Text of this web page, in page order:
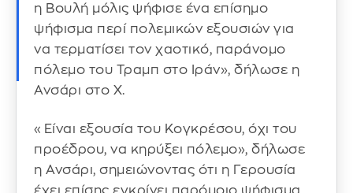
η Βουλή μόλις ψήφισε ένα επίσημο
ψήφισμα περί πολεμικών εξουσιών για
να τερματίσει τον χαοτικό, παράνομο
πόλεμο του Τραμπ στο Ιράν», δήλωσε η
Ανσάρι στο X.
«Είναι εξουσία του Κογκρέσου, όχι του
προέδρου, να κηρύξει πόλεμο», δήλωσε
η Ανσάρι, σημειώνοντας ότι η Γερουσία